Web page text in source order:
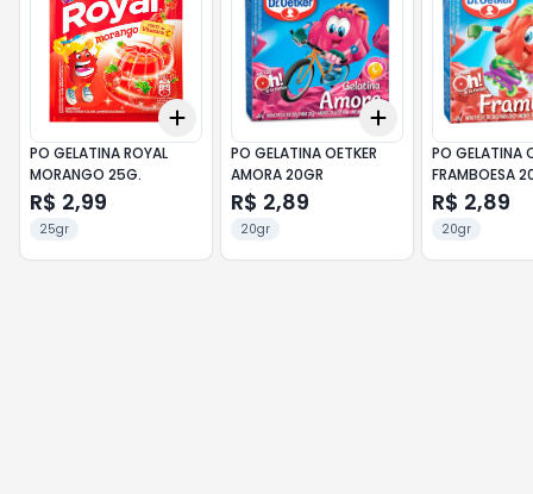
+5 +10
Add
PO GELATINA ROYAL
MORANGO 25G.
R$ 2,99
25gr
+5 +10
Add
PO GELATINA OETKER
AMORA 20GR
R$ 2,89
20gr
PO GELATINA
FRAMBOESA
R$ 2,89
20gr